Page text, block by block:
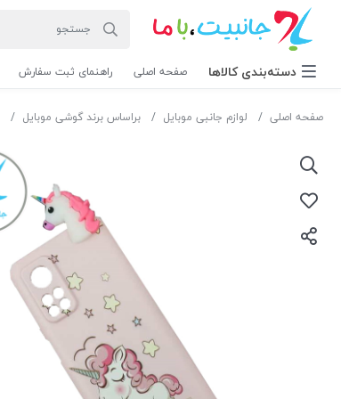
دسته‌بندی‌ کالاها صفحه اصلی راهنمای ثبت سفارش
صفحه اصلی لوازم جانبی موبایل براساس برند گوشی موبایل